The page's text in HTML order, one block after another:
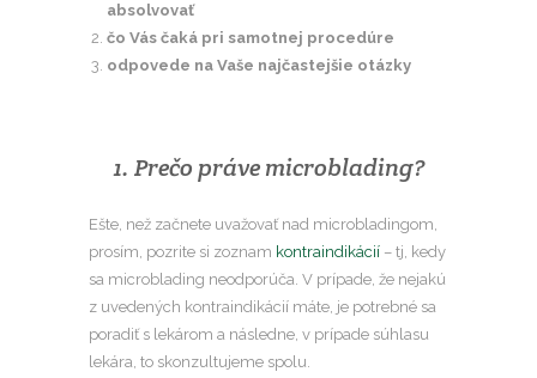
absolvovať
čo Vás čaká pri samotnej procedúre
odpovede na Vaše najčastejšie otázky
1. Prečo práve microblading?
Ešte, než začnete uvažovať nad microbladingom,
prosím, pozrite si zoznam kontraindikácií – tj, kedy
sa microblading neodporúča. V prípade, že nejakú
z uvedených kontraindikácií máte, je potrebné sa
poradiť s lekárom a následne, v prípade súhlasu
lekára, to skonzultujeme spolu.